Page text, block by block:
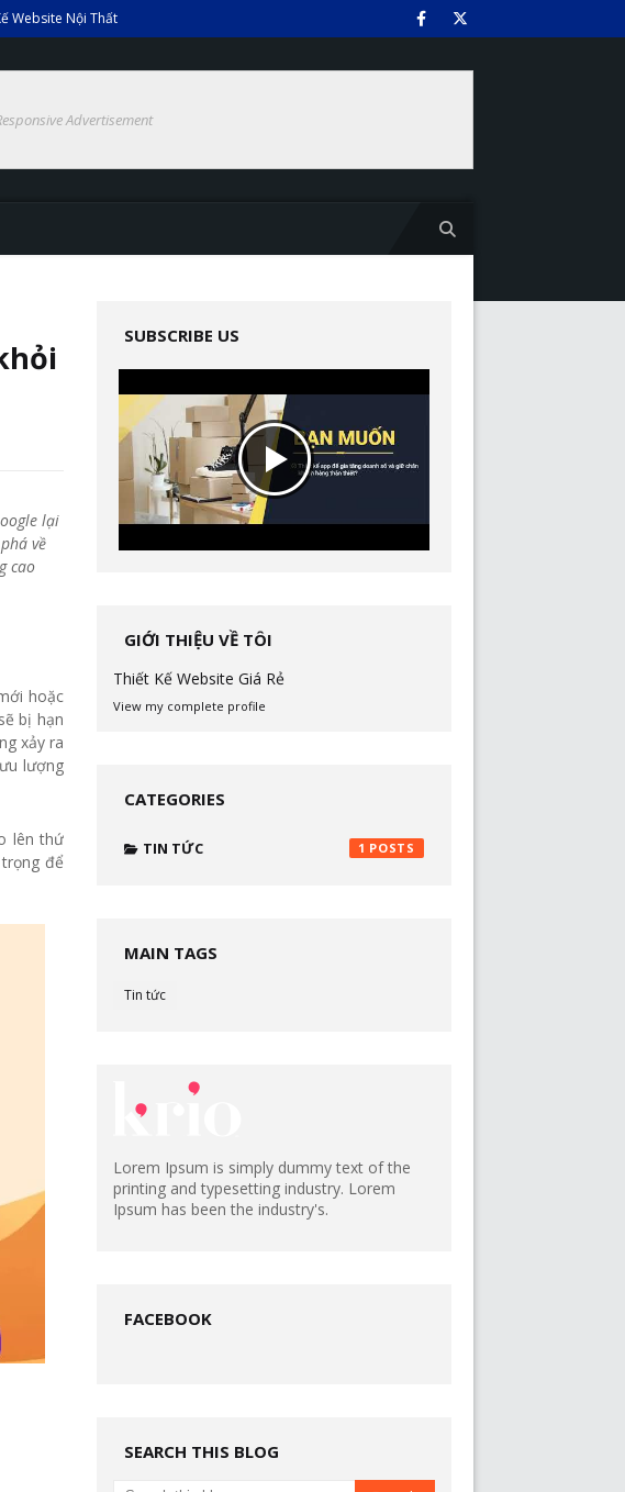
Website Nội Thất
Advertisement
lại
về
cao
hoặc
bị hạn
xảy ra
lượng
lên thứ
để
SUBSCRIBE US
GIỚI THIỆU VỀ TÔI
Thiết Kế Website Giá Rẻ
View my complete profile
CATEGORIES
TIN TỨC 1
MAIN TAGS
Tin tức
Lorem Ipsum is simply dummy text of the
printing and typesetting industry. Lorem
Ipsum has been the industry's.
FACEBOOK
SEARCH THIS BLOG